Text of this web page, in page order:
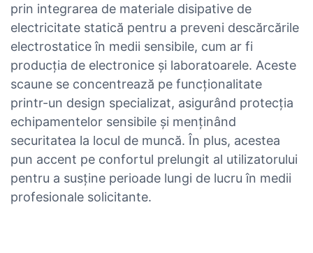
prin integrarea de materiale disipative de
electricitate statică pentru a preveni descărcările
electrostatice în medii sensibile, cum ar fi
producția de electronice și laboratoarele. Aceste
scaune se concentrează pe funcționalitate
printr-un design specializat, asigurând protecția
echipamentelor sensibile și menținând
securitatea la locul de muncă. În plus, acestea
pun accent pe confortul prelungit al utilizatorului
pentru a susține perioade lungi de lucru în medii
profesionale solicitante.